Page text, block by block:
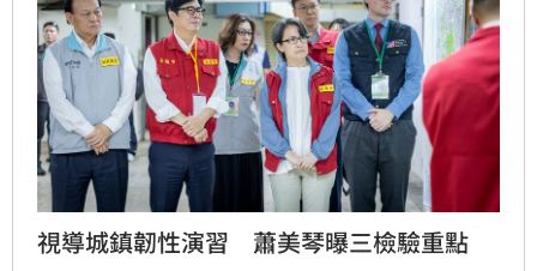
視導城鎮韌性演習　蕭美琴曝三檢驗重點